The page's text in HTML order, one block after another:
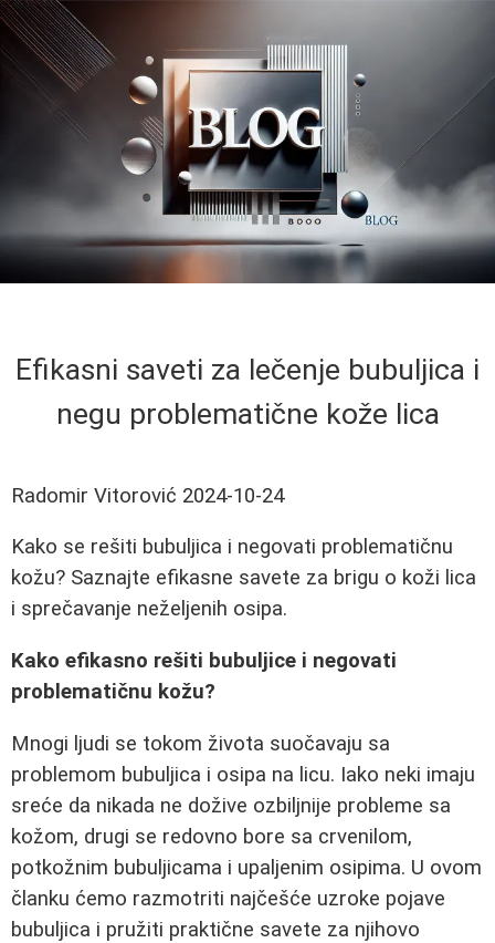
Efikasni saveti za lečenje bubuljica i
negu problematične kože lica
Radomir Vitorović 2024-10-24
Kako se rešiti bubuljica i negovati problematičnu
kožu? Saznajte efikasne savete za brigu o koži lica
i sprečavanje neželjenih osipa.
Kako efikasno rešiti bubuljice i negovati
problematičnu kožu?
Mnogi ljudi se tokom života suočavaju sa
problemom bubuljica i osipa na licu. Iako neki imaju
sreće da nikada ne dožive ozbiljnije probleme sa
kožom, drugi se redovno bore sa crvenilom,
potkožnim bubuljicama i upaljenim osipima. U ovom
članku ćemo razmotriti najčešće uzroke pojave
bubuljica i pružiti praktične savete za njihovo